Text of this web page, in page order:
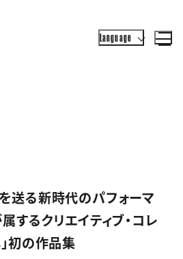
Language
送る新時代のパフォーマ
するクリエイティブ・コレ
初の作品集